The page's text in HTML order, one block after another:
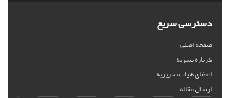
دسترسی سریع
صفحه اصلی
درباره نشریه
اعضای هیات تحریریه
ارسال مقاله